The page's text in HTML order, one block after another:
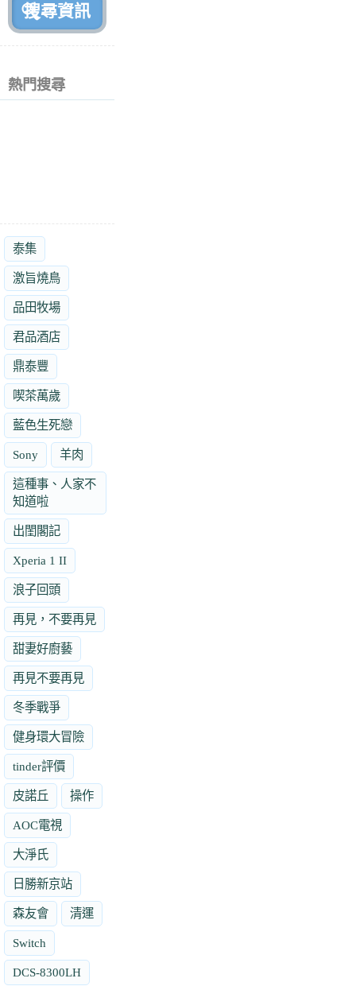
熱門搜尋
泰集
激旨燒鳥
品田牧場
君品酒店
鼎泰豐
喫茶萬歲
藍色生死戀
Sony 羊肉
這種事、人家不
知道啦
出閨閣記
Xperia 1 II
浪子回頭
再見，不要再見
甜妻好廚藝
再見不要再見
冬季戰爭
健身環大冒險
tinder評價
皮諾丘 操作
AOC電視
大淨氏
日勝新京站
森友會 清運
Switch
DCS-8300LH